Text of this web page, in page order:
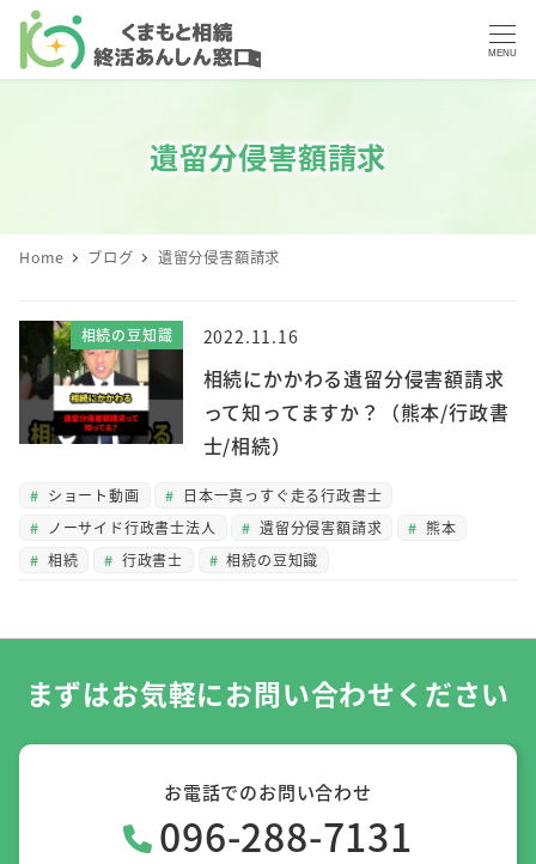
MENU
遺留分侵害額請求
Home ブログ 遺留分侵害額請求
相続の豆知識
相続にかかわる遺留分侵害額請求
って知ってますか？（熊本/行政書
士/相続）
2022.11.16
ショート動画
日本一真っすぐ走る行政書士
ノーサイド行政書士法人
遺留分侵害額請求
熊本
相続
行政書士 相続の豆知識
まずはお気軽にお問い合わせください
お電話でのお問い合わせ
096-288-7131